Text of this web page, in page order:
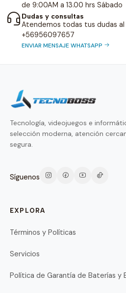
de 9:00AM a 13.00 hrs Sábado
Dudas y consultas
Atendemos todas tus dudas
+56956097657
ENVIAR MENSAJE WHATSAPP
Tecnología, videojuegos e
selección moderna, atención
segura.
Síguenos
EXPLORA
Términos y Políticas
Servicios
Política de Garantía de Baterías y